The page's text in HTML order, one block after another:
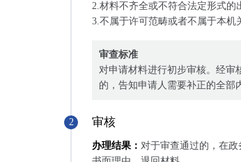
2.材料不齐全或不符合法定形式的
3.不属于许可范畴或者不属于本
审查标准
对申请材料进行初步审核。经审
的，告知申请人需要补正的全部
2 审核
办理结果： 对于审查通过的，在